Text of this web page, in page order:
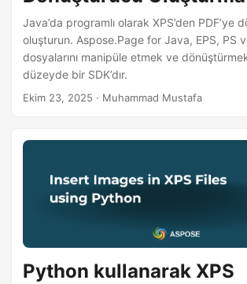
Java’da programlı olarak XPS’den PDF’ye
oluşturun. Aspose.Page for Java, EPS, PS
dosyalarını manipüle etmek ve
düzeyde bir SDK’dır.
Ekim 23, 2025 · Muhammad Mustafa
Python kullanarak XPS